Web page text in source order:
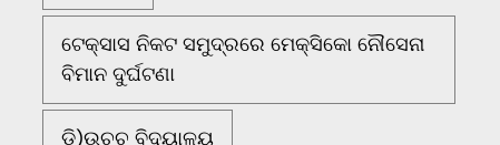
ଟେକ୍ସାସ ନିକଟ ସମୁଦ୍ରରେ ମେକ୍ସିକୋ ନୌସେନା
ବିମାନ ଦୁର୍ଘଟଣା
ଡି)ଉଚ୍ଚ ବିଦ୍ୟାଳୟ